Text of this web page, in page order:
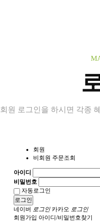
회원 로그인을 하시면 각종
회원
비회원 주문조회
아이디
비밀번호
자동로그인
로그인
네이버 로그인 카카오 로그인
회원가입 아이디/비밀번호찾기